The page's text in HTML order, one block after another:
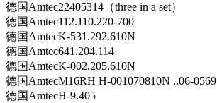
德国Amtec22405314（three in a set）
德国Amtec112.110.220-700
德国AmtecK-531.292.610N
德国Amtec641.204.114
德国AmtecK-002.205.610N
德国AmtecM16RH H-001070810N ..06-0569
德国AmtecH-9.405